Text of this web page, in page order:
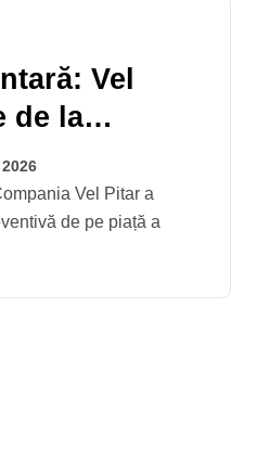
Vel
de la
sortimente
unor
de pe piață a